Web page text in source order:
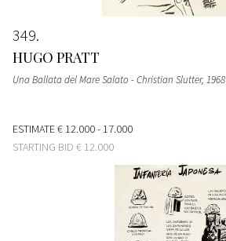
349
HUGO PRATT
Una Ballata del Mare Salato - Christian Slutter, 1968
ESTIMATE€ 12.000 - 17.000
STARTING BID € 12.000